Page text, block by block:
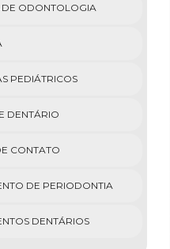
DE ODONTOLOGIA
PEDIÁTRICOS
DENTÁRIO
CONTATO
DE PERIODONTIA
DENTÁRIOS